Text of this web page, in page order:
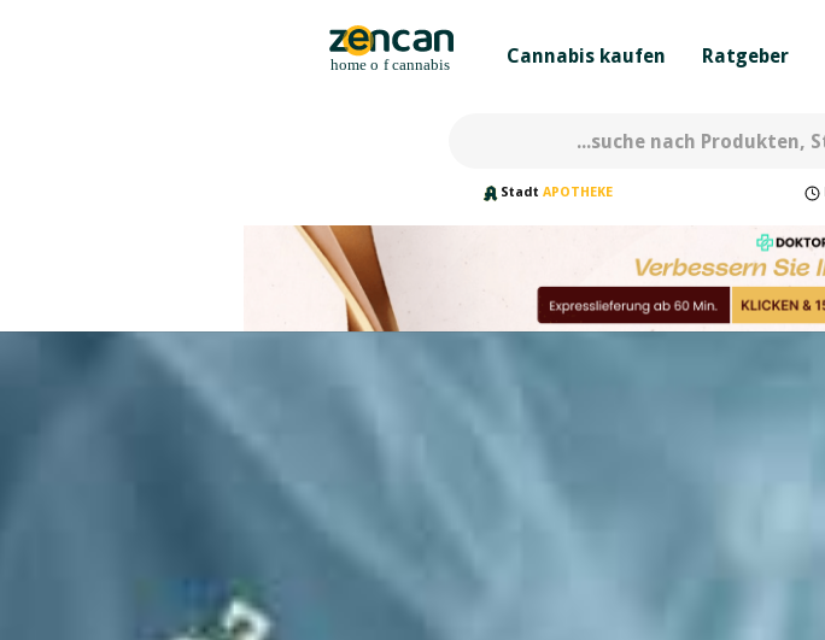
Cannabis kaufen Ratgeber
Stadt APOTHEKE